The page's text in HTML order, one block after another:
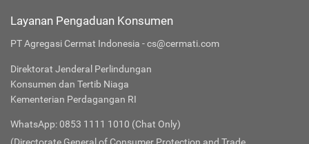
Layanan Pengaduan Konsumen
PT Agregasi Cermat Indonesia - cs@cermati.com
Direktorat Jenderal Perlindungan
Konsumen dan Tertib Niaga
Kementerian Perdagangan RI
WhatsApp: 0853 1111 1010 (Chat Only)